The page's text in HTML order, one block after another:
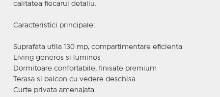
calitatea fiecarui detaliu.
Caracteristici principale:
Suprafata utila 130 mp, compartimentare eficienta
Living generos si luminos
Dormitoare confortabile, finisate premium
Terasa si balcon cu vedere deschisa
Curte privata amenajata